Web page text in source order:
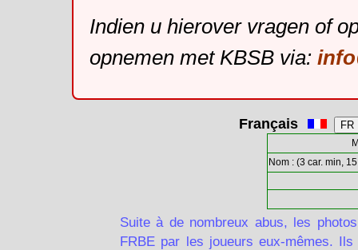
Indien u hierover vragen of
opnemen met KBSB via:
Français
Nom : (3 car. min,
Suite à de nombreux abus, les
FRBE par les joueurs eux-mêmes.